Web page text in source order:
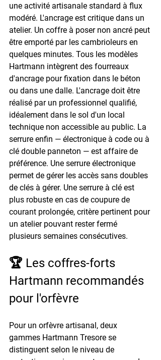
une activité artisanale standard à flux
modéré. L'ancrage est critique dans un
atelier. Un coffre à poser non ancré peut
être emporté par les cambrioleurs en
quelques minutes. Tous les modèles
Hartmann intègrent des fourreaux
d'ancrage pour fixation dans le béton
ou dans une dalle. L'ancrage doit être
réalisé par un professionnel qualifié,
idéalement dans le sol d'un local
technique non accessible au public. La
serrure enfin — électronique à code ou à
clé double panneton — est affaire de
préférence. Une serrure électronique
permet de gérer les accès sans doubles
de clés à gérer. Une serrure à clé est
plus robuste en cas de coupure de
courant prolongée, critère pertinent pour
un atelier pouvant rester fermé
plusieurs semaines consécutives.
🏆 Les coffres-forts
Hartmann recommandés
pour l'orfèvre
Pour un orfèvre artisanal, deux
gammes Hartmann Tresore se
distinguent selon le niveau de